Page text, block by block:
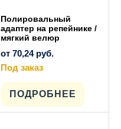
Полировальный
адаптер на репейнике /
мягкий велюр
от 70,24 руб.
Под заказ
ПОДРОБНЕЕ
несколько